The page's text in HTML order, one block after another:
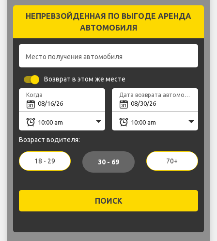
НЕПРЕВЗОЙДЕННАЯ ПО ВЫГОДЕ АРЕНДА
АВТОМОБИЛЯ
Место получения автомобиля
Возврат в этом же месте
Когда Дата возврата автомобиля
Возраст водителя:
18 - 29 30 - 69 70+
ПОИСК